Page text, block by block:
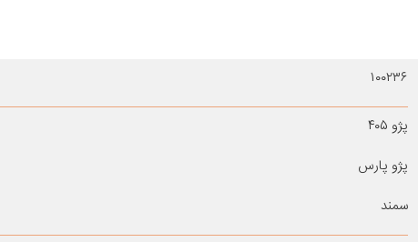
۱۰۰۲۳۶
پژو ۴۰۵
پژو پارس
سمند